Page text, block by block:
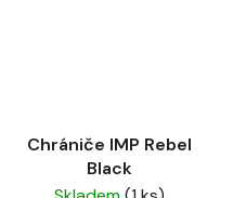
Chrániče IMP Rebel
Black